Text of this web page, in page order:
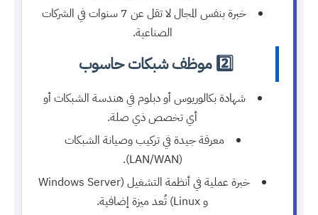
خبرة بنفس المجال لا تقل عن 7 سنوات في الشركات
الصناعية.
2️⃣ موظف شبكات حاسوب
شهادة بكالوريوس أو دبلوم في هندسة الشبكات أو
أي تخصص ذي صلة.
معرفة جيدة في تركيب وصيانة الشبكات
(LAN/WAN).
خبرة عملية في أنظمة التشغيل (Windows Server
و Linux) تُعد ميزة إضافية.